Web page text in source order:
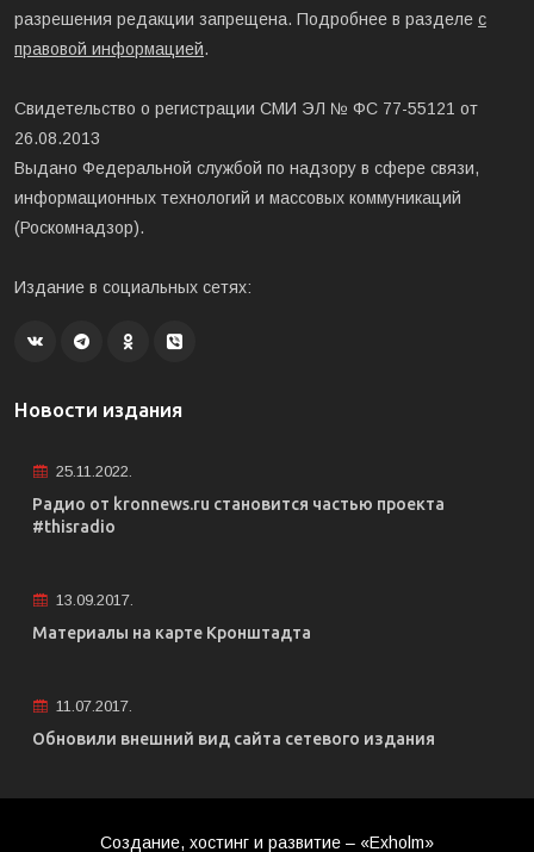
разрешения редакции запрещена. Подробнее в разделе с
правовой информацией.
Свидетельство о регистрации СМИ ЭЛ № ФС 77-55121 от
26.08.2013
Выдано Федеральной службой по надзору в сфере связи,
информационных технологий и массовых коммуникаций
(Роскомнадзор).
Издание в социальных сетях:
Новости издания
25.11.2022.
Радио от kronnews.ru становится частью проекта
#thisradio
13.09.2017.
Материалы на карте Кронштадта
11.07.2017.
Обновили внешний вид сайта сетевого издания
Создание, хостинг и развитие – «Exholm»